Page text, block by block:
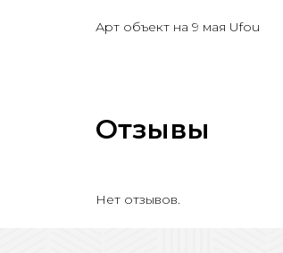
Арт объект на 9 мая Ufou
Отзывы
Нет отзывов.